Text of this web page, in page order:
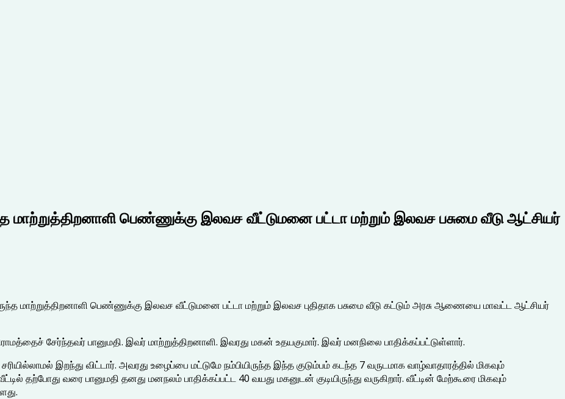
மாற்றுத்திறனாளி பெண்ணுக்கு இலவச வீட்டுமனை பட்டா மற்றும் இலவச பசுமை வீடு ஆட்சியர்
மாற்றுத்திறனாளி பெண்ணுக்கு இலவச வீட்டுமனை பட்டா மற்றும் இலவச புதிதாக பசுமை வீடு கட்டும் அரசு ஆணையை மாவட்ட ஆட்சியர்
சேர்ந்தவர் பானுமதி. இவர் மாற்றுத்திறனாளி. இவரது மகன் உதயகுமார். இவர் மனநிலை பாதிக்கப்பட்டுள்ளார்.
இறந்து விட்டார். அவரது உழைப்பை மட்டுமே நம்பியிருந்த இந்த குடும்பம் கடந்த 7 வருடமாக வாழ்வாதாரத்தில் மிகவும்
தற்போது வரை பானுமதி தனது மனநலம் பாதிக்கப்பட்ட 40 வயது மகனுடன் குடியிருந்து வருகிறார். வீட்டின் மேற்கூரை மிகவும்